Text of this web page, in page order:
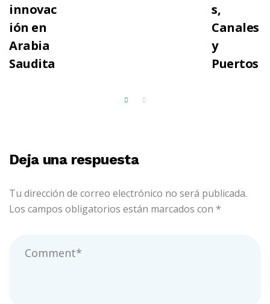
innovac
ión en
Arabia
Saudita
s,
Canales
y
Puertos
Deja una respuesta
Tu dirección de correo electrónico no será publicada.
Los campos obligatorios están marcados con *